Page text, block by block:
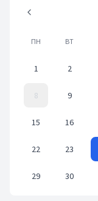
ПН ВТ
1 2
8 9
15 16
22 23
29 30